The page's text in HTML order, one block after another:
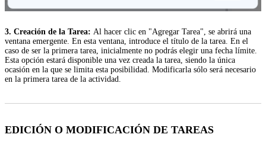
3. Creación de la Tarea: Al hacer clic en "Agregar Tarea", se abrirá una
ventana emergente. En esta ventana, introduce el título de la tarea. En el
caso de ser la primera tarea, inicialmente no podrás elegir una fecha límite.
Esta opción estará disponible una vez creada la tarea, siendo la única
ocasión en la que se limita esta posibilidad. Modificarla sólo será necesario
en la primera tarea de la actividad.
EDICIÓN O MODIFICACIÓN DE TAREAS